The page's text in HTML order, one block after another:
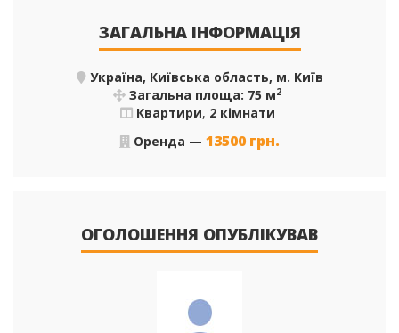
ЗАГАЛЬНА ІНФОРМАЦІЯ
Україна, Київська область, м. Київ
Загальна площа: 75 м2
Квартири, 2 кімнати
Оренда — 13500 грн.
ОГОЛОШЕННЯ ОПУБЛІКУВАВ